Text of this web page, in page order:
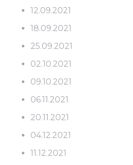
12.09.2021
18.09.2021
25.09.2021
02.10.2021
09.10.2021
06.11.2021
20.11.2021
04.12.2021
11.12.2021